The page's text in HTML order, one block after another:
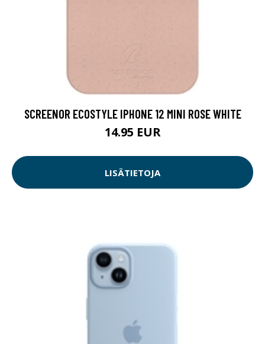
SCREENOR ECOSTYLE IPHONE 12 MINI ROSE WHITE
14.95 EUR
LISÄTIETOJA